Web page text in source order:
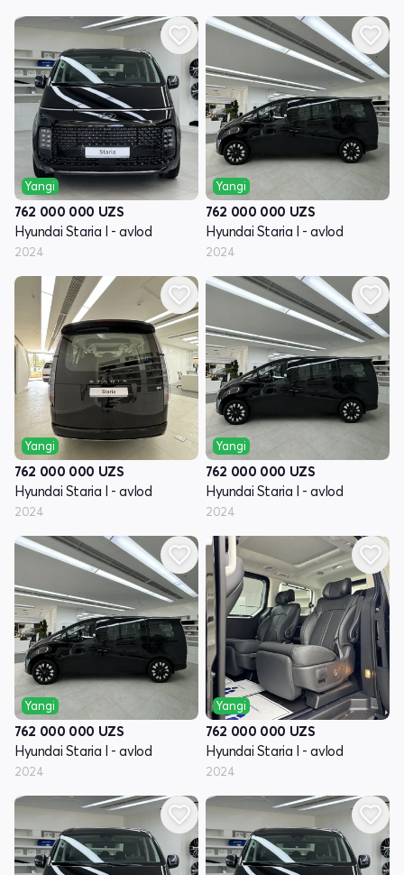
Yangi
762 000 000 UZS
Hyundai Staria I - avlod
2024
Yangi
762 000 000 UZS
Hyundai Staria I - avlod
2024
Yangi
762 000 000 UZS
Hyundai Staria I - avlod
2024
Yangi
762 000 000 UZS
Hyundai Staria I - avlod
2024
Yangi
762 000 000 UZS
Hyundai Staria I - avlod
2024
Yangi
762 000 000 UZS
Hyundai Staria I - avlod
2024